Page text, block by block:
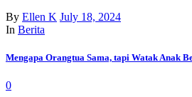
By Ellen K July 18, 2024
In Berita
Mengapa Orangtua Sama, tapi Watak Anak
0